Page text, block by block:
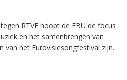
RTVE hoopt de EBU de focus
en het samenbrengen van
van het Eurovisiesongfestival zijn.